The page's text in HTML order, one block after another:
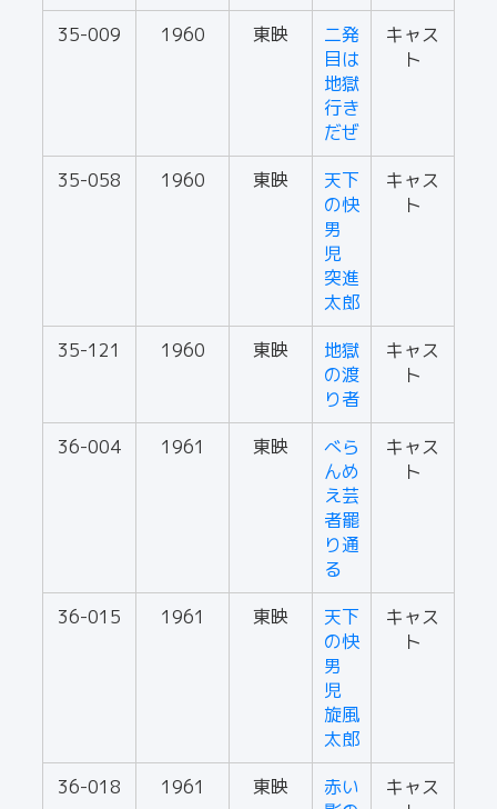
35-009 1960 東映
二発
目は
地獄
行き
だぜ
キャス
ト
35-058 1960 東映
天下
の快
男
児
突進
太郎
キャス
ト
35-121 1960 東映
地獄
の渡
り者
キャス
ト
36-004 1961 東映
べら
んめ
え芸
者罷
り通
る
キャス
ト
36-015 1961 東映
天下
の快
男
児
旋風
太郎
キャス
ト
36-018 1961 東映
赤い
キャス